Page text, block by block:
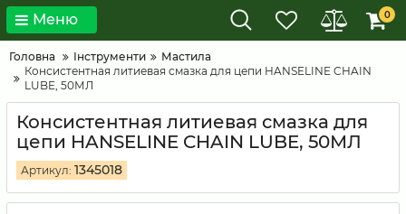
Меню 0
Головна Інструменти
Мастила
Консистентная литиевая смазка для цепи HANSELINE CHAIN
LUBE, 50МЛ
Консистентная литиевая смазка для
цепи HANSELINE CHAIN LUBE, 50МЛ
Артикул: 1345018